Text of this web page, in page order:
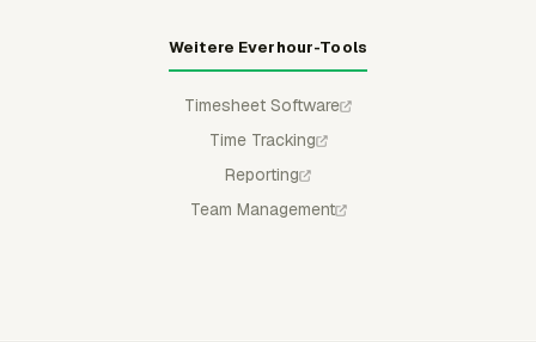
Weitere Everhour-Tools
Timesheet Software
Time Tracking
Reporting
Team Management